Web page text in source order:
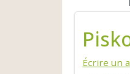
Écrire un